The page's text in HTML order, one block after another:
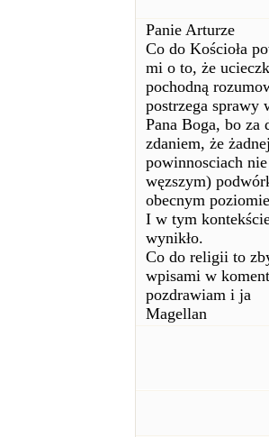
Panie Arturze
Co do Kościoła
mi o to, że
pochodną
postrzega sprawy
Pana Boga, bo za
zdaniem, że
powinnosciach
węzszym)
obecnym
I w tym
wynikło.
Co do religii to
wpisami w
pozdrawiam i ja
Magellan